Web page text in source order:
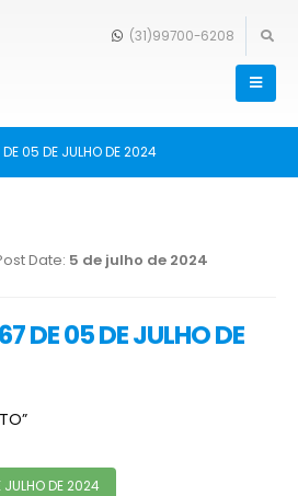
(31)99700-6208
DE 05 DE JULHO DE 2024
Date: 5 de julho de 2024
DE 05 DE JULHO DE
JULHO DE 2024